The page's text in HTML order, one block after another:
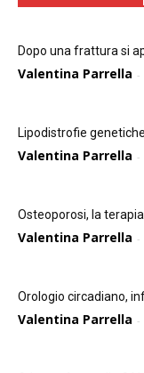
Dopo una frattura si
Valentina Parrella -
Lipodistrofie
Valentina Parrella -
Osteoporosi, la
Valentina Parrella -
Orologio circadiano,
Valentina Parrella -